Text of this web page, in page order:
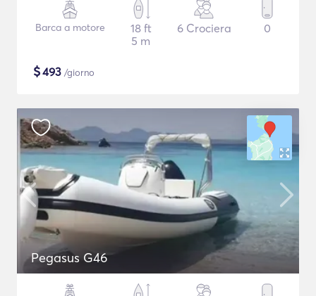
Barca a motore
18 ft
5 m
6 Crociera 0
$493 /giorno
Pegasus G46